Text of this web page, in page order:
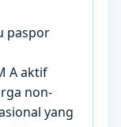
paspor
A aktif
non-
yang